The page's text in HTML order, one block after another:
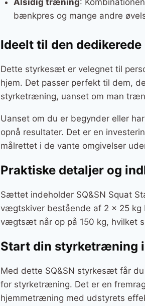
Alsidig træning:
bænkpres og mange andre
Ideelt til den
Dette styrkesæt er velegnet til
hjem. Det passer perfekt til dem,
styrketræning, uanset om man
Uanset om du er begynder eller
opnå resultater. Det er en
målrettet i de vante omgivelser
Praktiske detaljer og
Sættet indeholder SQ&SN Squat
vægtskiver bestående af 2 x 25 kg
vægtsæt når op på 150 kg, hvilket
Start din styrketræning
Med dette SQ&SN styrkesæt får
for styrketræning. Det er en
hjemmetræning med udstyrets